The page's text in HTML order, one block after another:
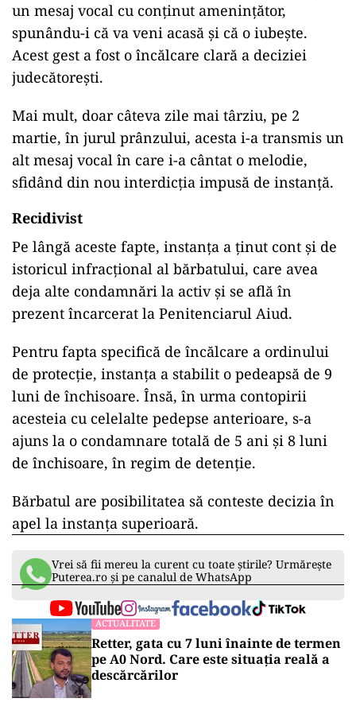
un mesaj vocal cu conținut amenințător,
spunându-i că va veni acasă și că o iubește.
Acest gest a fost o încălcare clară a deciziei
judecătorești.
Mai mult, doar câteva zile mai târziu, pe 2
martie, în jurul prânzului, acesta i-a transmis un
alt mesaj vocal în care i-a cântat o melodie,
sfidând din nou interdicția impusă de instanță.
Recidivist
Pe lângă aceste fapte, instanța a ținut cont și de
istoricul infracțional al bărbatului, care avea
deja alte condamnări la activ și se află în
prezent încarcerat la Penitenciarul Aiud.
Pentru fapta specifică de încălcare a ordinului
de protecție, instanța a stabilit o pedeapsă de 9
luni de închisoare. Însă, în urma contopirii
acesteia cu celelalte pedepse anterioare, s-a
ajuns la o condamnare totală de 5 ani și 8 luni
de închisoare, în regim de detenție.
Bărbatul are posibilitatea să conteste decizia în
apel la instanța superioară.
Vrei să fii mereu la curent cu toate știrile? Urmărește
Puterea.ro și pe canalul de WhatsApp
ACTUALITATE
Retter, gata cu 7 luni înainte de termen
pe A0 Nord. Care este situația reală a
descărcărilor